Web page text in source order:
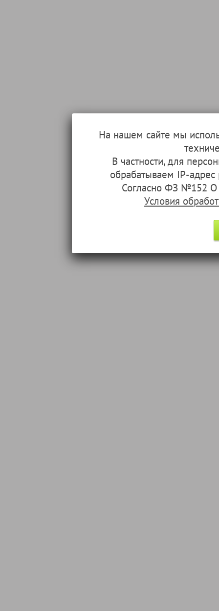
На нашем сайте мы
В частности, для
обрабатываем IP-
Согласно ФЗ №152 О
Условия